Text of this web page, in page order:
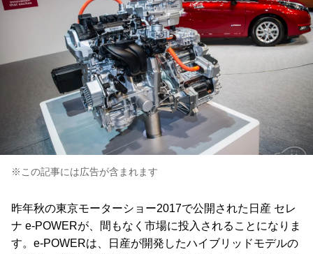
※この記事には広告が含まれます
昨年秋の東京モーターショー2017で公開された日産 セレ
ナ e-POWERが、間もなく市場に投入されることになりま
す。e-POWERは、日産が開発したハイブリッドモデルの